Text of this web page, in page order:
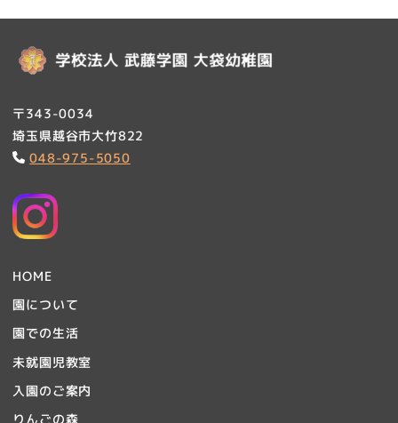
〒343-0034
埼玉県越谷市大竹822
048-975-5050
HOME
園について
園での生活
未就園児教室
入園のご案内
りんごの森